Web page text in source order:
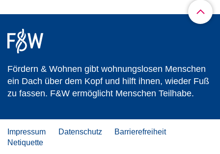
Fördern & Wohnen gibt wohnungslosen Menschen
ein Dach über dem Kopf und hilft ihnen, wieder Fuß
zu fassen. F&W ermöglicht Menschen Teilhabe.
Impressum Datenschutz
Barrierefreiheit
Netiquette